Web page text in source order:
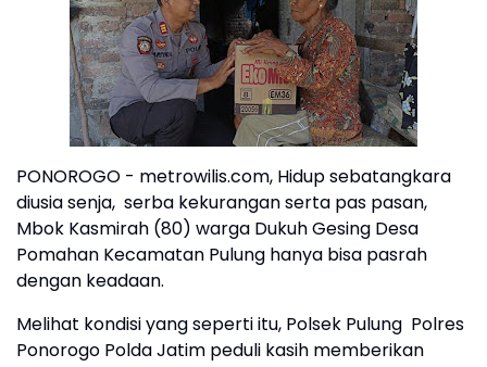
PONOROGO - metrowilis.com, Hidup sebatangkara
diusia senja, serba kekurangan serta pas pasan,
Mbok Kasmirah (80) warga Dukuh Gesing Desa
Pomahan Kecamatan Pulung hanya bisa pasrah
dengan keadaan.
Melihat kondisi yang seperti itu, Polsek Pulung Polres
Ponorogo Polda Jatim peduli kasih memberikan